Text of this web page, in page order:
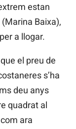
estan
(Marina Baixa),
a llogar.
el preu de
s’ha
deu anys
quadrat al
ara